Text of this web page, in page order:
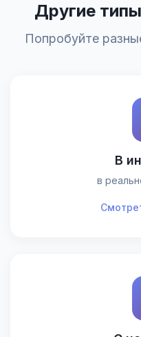
Другие
Попробуйте
В
в